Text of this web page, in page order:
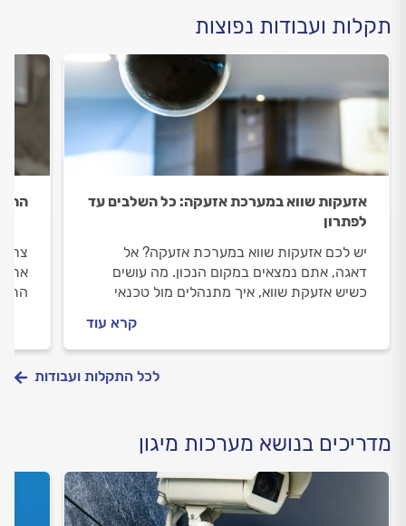
תקלות ועבודות נפוצות
אזעקות שווא במערכת אזעקה: כל השלבים עד
לפתרון
יש לכם אזעקות שווא במערכת אזעקה? אל
דאגה, אתם נמצאים במקום הנכון. מה עושים
כשיש אזעקת שווא, איך מתנהלים מול טכנאי
קרא עוד
לכל התקלות ועבודות
מדריכים בנושא מערכות מיגון